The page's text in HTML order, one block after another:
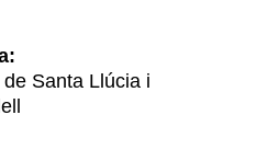
Santa Llúcia i